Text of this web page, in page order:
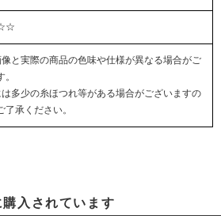
と実際の商品の色味や仕様が異なる場合がご
多少の糸ほつれ等がある場合がございますの
了承ください。
入されています